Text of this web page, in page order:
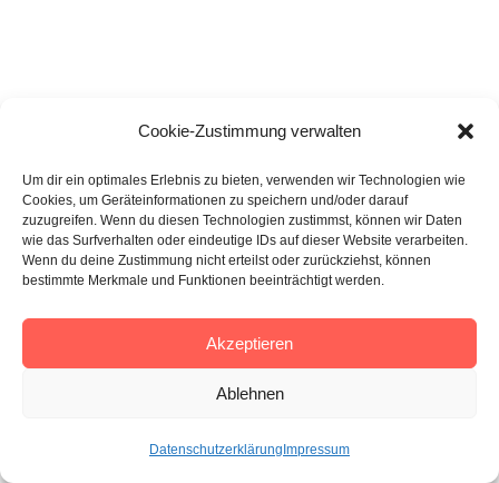
Cookie-Zustimmung verwalten
Um dir ein optimales Erlebnis zu bieten, verwenden wir Technologien wie
Cookies, um Geräteinformationen zu speichern und/oder darauf
zuzugreifen. Wenn du diesen Technologien zustimmst, können wir Daten
wie das Surfverhalten oder eindeutige IDs auf dieser Website verarbeiten.
Wenn du deine Zustimmung nicht erteilst oder zurückziehst, können
bestimmte Merkmale und Funktionen beeinträchtigt werden.
Akzeptieren
Ablehnen
Datenschutzerklärung Impressum